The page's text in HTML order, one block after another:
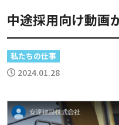
中途採用向け動画
私たちの仕事
2024.01.28